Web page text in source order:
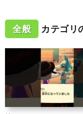
全般 カテゴリ